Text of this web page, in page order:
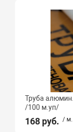
Труба
/100 м.уп/
168 руб. / м.